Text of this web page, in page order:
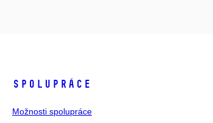
SPOLUPRÁCE
Možnosti spolupráce